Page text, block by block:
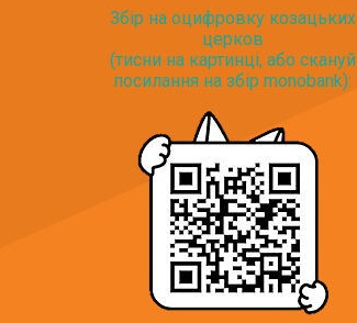
Збір на оцифровку козацьких
церков
(тисни на картинці, або скануй
посилання на збір monobank):